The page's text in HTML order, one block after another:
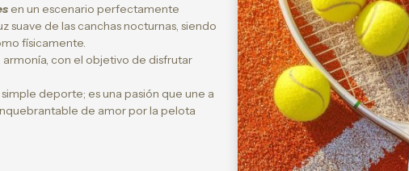
en un escenario perfectamente
suave de las canchas nocturnas, siendo
físicamente.
con el objetivo de disfrutar
deporte; es una pasión que une a
de amor por la pelota